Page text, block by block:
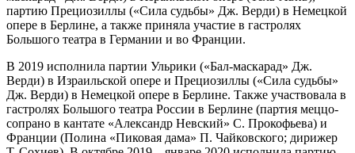
партию Прециозиллы («Сила судьбы» Дж. Верди) в Немецкой
опере в Берлине, а также приняла участие в гастролях
Большого театра в Германии и во Франции.
В 2019 исполнила партии Ульрики («Бал-маскарад» Дж.
Верди) в Израильской опере и Прециозиллы («Сила судьбы»
Дж. Верди) в Немецкой опере в Берлине. Также участвовала в
гастролях Большого театра России в Берлине (партия меццо-
сопрано в кантате «Александр Невский» С. Прокофьева) и
Франции (Полина «Пиковая дама» П. Чайковского; дирижер